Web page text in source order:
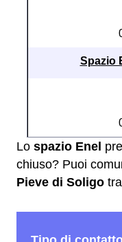
Spazio
Lo spazio Enel
chiuso? Puoi
Pieve di Soligo